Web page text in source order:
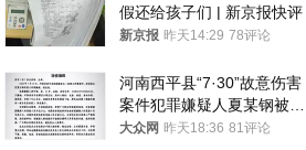
假还给孩子们 | 新京报快评
新京报 昨天14:29 78评论
河南西平县“7·30”故意伤害
案件犯罪嫌疑人夏某钢被抓
获
大众网 昨天18:36 81评论